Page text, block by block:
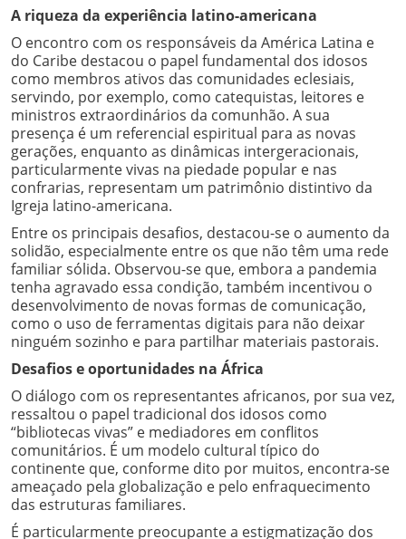
A riqueza da experiência latino-americana
O encontro com os responsáveis da América Latina e
do Caribe destacou o papel fundamental dos idosos
como membros ativos das comunidades eclesiais,
servindo, por exemplo, como catequistas, leitores e
ministros extraordinários da comunhão. A sua
presença é um referencial espiritual para as novas
gerações, enquanto as dinâmicas intergeracionais,
particularmente vivas na piedade popular e nas
confrarias, representam um patrimônio distintivo da
Igreja latino-americana.
Entre os principais desafios, destacou-se o aumento da
solidão, especialmente entre os que não têm uma rede
familiar sólida. Observou-se que, embora a pandemia
tenha agravado essa condição, também incentivou o
desenvolvimento de novas formas de comunicação,
como o uso de ferramentas digitais para não deixar
ninguém sozinho e para partilhar materiais pastorais.
Desafios e oportunidades na África
O diálogo com os representantes africanos, por sua vez,
ressaltou o papel tradicional dos idosos como
“bibliotecas vivas” e mediadores em conflitos
comunitários. É um modelo cultural típico do
continente que, conforme dito por muitos, encontra-se
ameaçado pela globalização e pelo enfraquecimento
das estruturas familiares.
É particularmente preocupante a estigmatização dos